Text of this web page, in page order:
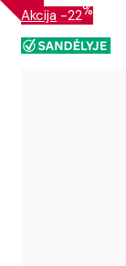
Akcija -22%